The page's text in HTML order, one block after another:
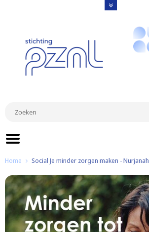
Home Social Je minder zorgen maken - Nurjanah